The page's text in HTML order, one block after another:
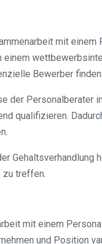
mit
einem
Bewerber finden.
der Personalberater
qualifizieren.
zu treffen.
mit einem
und Position